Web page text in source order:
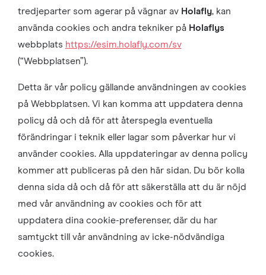
tredjeparter som agerar på vägnar av Holafly, kan
använda cookies och andra tekniker på Holaflys
webbplats https://esim.holafly.com/sv
(“Webbplatsen”).
Detta är vår policy gällande användningen av cookies
på Webbplatsen. Vi kan komma att uppdatera denna
policy då och då för att återspegla eventuella
förändringar i teknik eller lagar som påverkar hur vi
använder cookies. Alla uppdateringar av denna policy
kommer att publiceras på den här sidan. Du bör kolla
denna sida då och då för att säkerställa att du är nöjd
med vår användning av cookies och för att
uppdatera dina cookie-preferenser, där du har
samtyckt till vår användning av icke-nödvändiga
cookies.